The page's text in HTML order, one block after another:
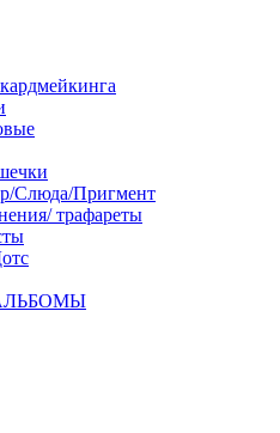
Слюда/Пригмент
трафареты